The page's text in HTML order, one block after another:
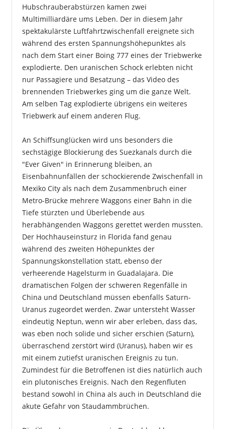
Hubschrauberabstürzen kamen zwei
Multimilliardäre ums Leben. Der in diesem Jahr
spektakulärste Luftfahrtzwischenfall ereignete sich
während des ersten Spannungshöhepunktes als
nach dem Start einer Boing 777 eines der Triebwerke
explodierte. Den uranischen Schock erlebten nicht
nur Passagiere und Besatzung – das Video des
brennenden Triebwerkes ging um die ganze Welt.
Am selben Tag explodierte übrigens ein weiteres
Triebwerk auf einem anderen Flug.
An Schiffsunglücken wird uns besonders die
sechstägige Blockierung des Suezkanals durch die
"Ever Given" in Erinnerung bleiben, an
Eisenbahnunfällen der schockierende Zwischenfall in
Mexiko City als nach dem Zusammenbruch einer
Metro-Brücke mehrere Waggons einer Bahn in die
Tiefe stürzten und Überlebende aus
herabhängenden Waggons gerettet werden mussten.
Der Hochhauseinsturz in Florida fand genau
während des zweiten Höhepunktes der
Spannungskonstellation statt, ebenso der
verheerende Hagelsturm in Guadalajara. Die
dramatischen Folgen der schweren Regenfälle in
China und Deutschland müssen ebenfalls Saturn-
Uranus zugeordet werden. Zwar untersteht Wasser
eindeutig Neptun, wenn wir aber erleben, dass das,
was eben noch solide und sicher erschien (Saturn),
überraschend zerstört wird (Uranus), haben wir es
mit einem zutiefst uranischen Ereignis zu tun.
Zumindest für die Betroffenen ist dies natürlich auch
ein plutonisches Ereignis. Nach den Regenfluten
bestand sowohl in China als auch in Deutschland die
akute Gefahr von Staudammbrüchen.